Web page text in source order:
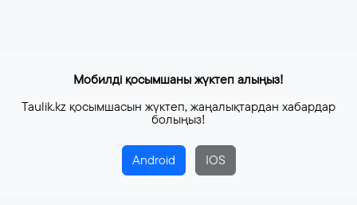
Мобилді қосымшаны жүктеп алыңыз!
Taulik.kz қосымшасын жүктеп, жаңалықтардан хабардар
болыңыз!
Android IOS